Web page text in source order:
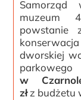
Samorząd
muzeum
powstanie
dworskiej
parkowego
w
złz budżetu